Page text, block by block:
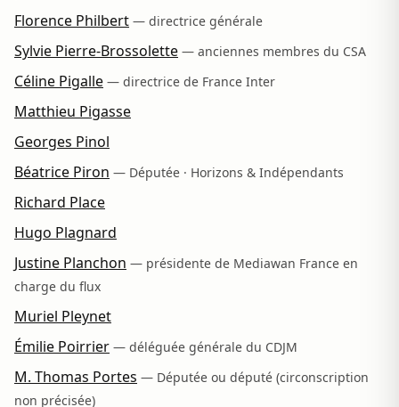
Florence Philbert — directrice générale
Sylvie Pierre-Brossolette — anciennes membres du CSA
Céline Pigalle — directrice de France Inter
Matthieu Pigasse
Georges Pinol
Béatrice Piron — Députée · Horizons & Indépendants
Richard Place
Hugo Plagnard
Justine Planchon — présidente de Mediawan France en
charge du flux
Muriel Pleynet
Émilie Poirrier — déléguée générale du CDJM
M. Thomas Portes — Députée ou député (circonscription
non précisée)